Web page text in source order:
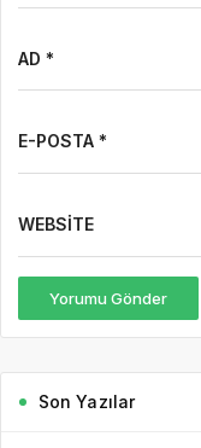
AD *
E-POSTA *
WEBSITE
Yorumu Gönder
Son Yazılar